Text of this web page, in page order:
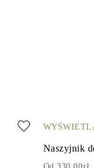
Naszyjnik
Od 330.00zł